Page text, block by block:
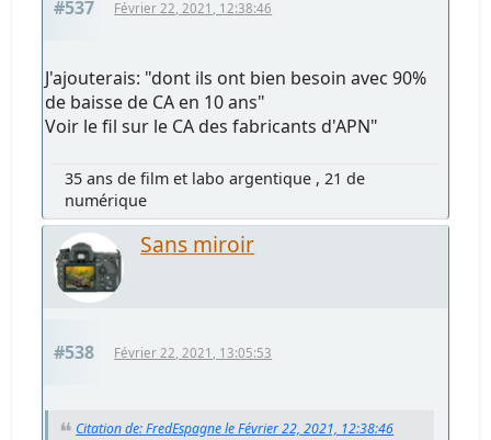
#537 Février 22, 2021, 12:38:46
J'ajouterais: "dont ils ont bien besoin avec 90%
de baisse de CA en 10 ans"
Voir le fil sur le CA des fabricants d'APN"
35 ans de film et labo argentique , 21 de
numérique
Sans miroir
#538 Février 22, 2021, 13:05:53
Citation de: FredEspagne le Février 22, 2021, 12:38:46